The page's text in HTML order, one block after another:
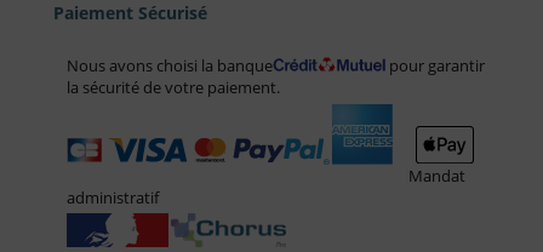
Paiement Sécurisé
Nous avons choisi la banque
pour garantir
la sécurité de votre paiement.
Mandat
administratif